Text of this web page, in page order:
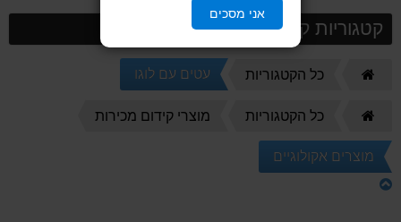
אני מסכים
קטגוריות קשורות
כל הקטגוריות עטים עם לוגו
כל הקטגוריות מוצרי קידום מכירות
מוצרים אקולוגיים